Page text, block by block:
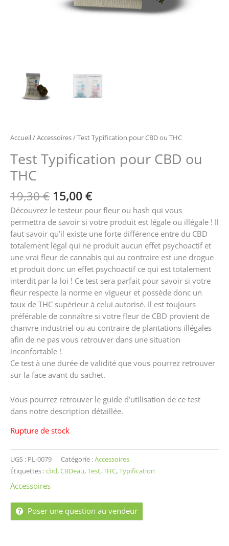
Accueil/Accessoires/ Test Typification pour CBD ou THC
Test Typification pour CBD ou
THC
19,30€ 15,00 €
Découvrez le testeur pour fleur ou hash qui vous
permettra de savoir si votre produit est légale ou illégale ! Il
faut savoir qu’il existe une forte différence entre du CBD
totalement légal qui ne produit aucun effet psychoactif et
une vrai fleur de cannabis qui au contraire est une drogue
et produit donc un effet psychoactif ce qui est totalement
interdit par la loi ! Ce test sera parfait pour savoir si votre
fleur respecte la norme en vigueur et possède donc un
taux de THC supérieur à celui autorisé. Il est toujours
préférable de connaître si votre fleur de CBD provient de
chanvre industriel ou au contraire de plantations illégales
afin de ne pas vous retrouver dans une situation
inconfortable !
Ce test à une durée de validité que vous pourrez retrouver
sur la face avant du sachet.
Vous pourrez retrouver le guide d’utilisation de ce test
dans notre description détaillée.
Rupture de stock
UGS : PL-0079 Catégorie :Accessoires
Étiquettes :cbd,CBDeau,Test,THC,Typification
Accessoires
Poser une question au vendeur